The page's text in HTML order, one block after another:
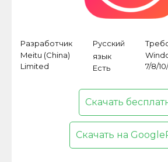
Разработчик
Meitu (China)
Limited
Русский
язык
Есть
7/8/10/
Скачать
Скачать на